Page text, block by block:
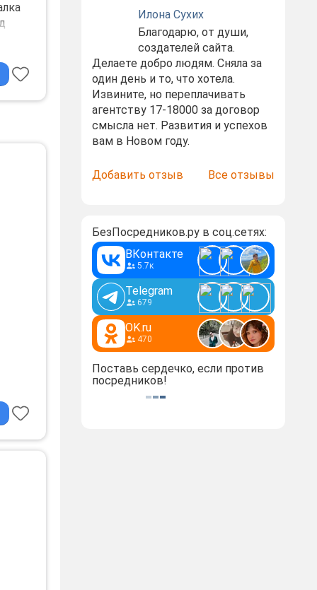
ЖK
Илона Сухих
Благодарю, от души,
создателей сайта.
Делаете добро людям. Сняла за
один день и то, что хотела.
Извините, но переплачивать
агентству 17-18000 за договор
смысла нет. Развития и успехов
вам в Новом году.
Добавить отзыв Все отзывы
БезПосредников.ру в соц.сетях:
ВКонтакте
5.7к
Telegram
679
OK.ru
470
Поставь сердечко, если против
посредников!